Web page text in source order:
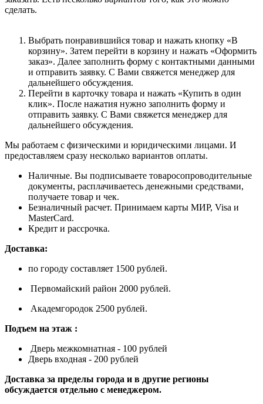
сделать.
Выбрать понравившийся товар и нажать кнопку «В
корзину». Затем перейти в корзину и нажать «Оформить
заказ». Далее заполнить форму с контактными данными
и отправить заявку. С Вами свяжется менеджер для
дальнейшего обсуждения.
Перейти в карточку товара и нажать «Купить в один
клик». После нажатия нужно заполнить форму и
отправить заявку. С Вами свяжется менеджер для
дальнейшего обсуждения.
Мы работаем с физическими и юридическими лицами. И
предоставляем сразу несколько вариантов оплаты.
Наличные. Вы подписываете товаросопроводительные
документы, расплачиваетесь денежными средствами,
получаете товар и чек.
Безналичный расчет. Принимаем карты МИР, Visa и
MasterCard.
Кредит и рассрочка.
Доставка:
по городу составляет 1500 рублей.
Первомайский район 2000 рублей.
Академгородок 2500 рублей.
Подъем на этаж :
Дверь межкомнатная - 100 рублей
Дверь входная - 200 рублей
Доставка за пределы города и в другие регионы
обсуждается отдельно с менеджером.